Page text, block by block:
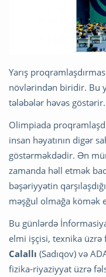
Yarış
növlərindən biridir. Bu
tələbələr həvəs göstərir.
Olimpiada
insan həyatının digər
göstərməkdədir. Ən
zamanda həll etmək
bəşəriyyətin
məşğul olmağa kömək
Bu günlərdə
elmi işçisi, texnika üzrə
Calallı (Sadıqov) və
fizika-riyaziyyat üzrə